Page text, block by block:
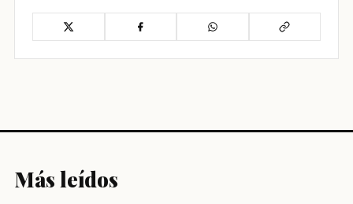
Más leídos